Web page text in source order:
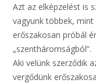
Azt az elképzelést is
vagyunk többek,
erőszakosan próbál
„szentháromságból”.
Aki velünk szerződik
vergődünk